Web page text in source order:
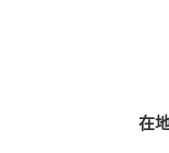
在